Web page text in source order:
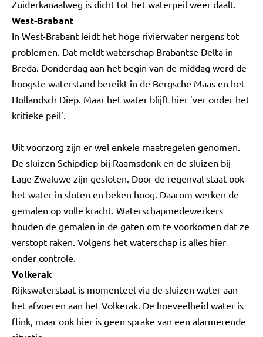
Zuiderkanaalweg is dicht tot het waterpeil weer daalt.
West-Brabant
In West-Brabant leidt het hoge rivierwater nergens tot
problemen. Dat meldt waterschap Brabantse Delta in
Breda. Donderdag aan het begin van de middag werd de
hoogste waterstand bereikt in de Bergsche Maas en het
Hollandsch Diep. Maar het water blijft hier 'ver onder het
kritieke peil'.
Uit voorzorg zijn er wel enkele maatregelen genomen.
De sluizen Schipdiep bij Raamsdonk en de sluizen bij
Lage Zwaluwe zijn gesloten. Door de regenval staat ook
het water in sloten en beken hoog. Daarom werken de
gemalen op volle kracht. Waterschapmedewerkers
houden de gemalen in de gaten om te voorkomen dat ze
verstopt raken. Volgens het waterschap is alles hier
onder controle.
Volkerak
Rijkswaterstaat is momenteel via de sluizen water aan
het afvoeren aan het Volkerak. De hoeveelheid water is
flink, maar ook hier is geen sprake van een alarmerende